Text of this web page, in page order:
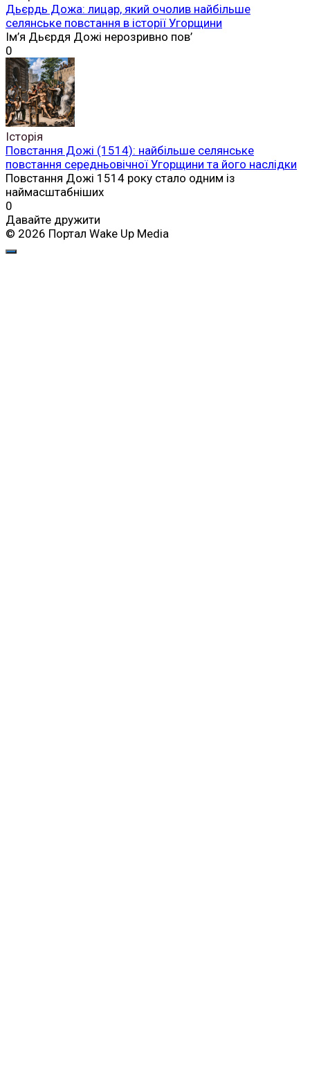
Дьєрдь Дожа: лицар, який очолив найбільше
селянське повстання в історії Угорщини
Ім’я Дьєрдя Дожі нерозривно пов’
0
Історія
Повстання Дожі (1514): найбільше селянське
повстання середньовічної Угорщини та його наслідки
Повстання Дожі 1514 року стало одним із
наймасштабніших
0
Давайте дружити
© 2026 Портал Wake Up Media